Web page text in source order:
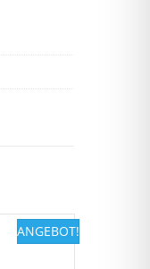
ANGEBOT!